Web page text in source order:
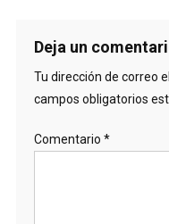
Deja un
Tu dirección de correo
campos obligatorios
Comentario *